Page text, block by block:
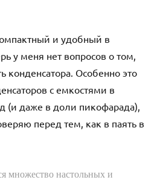
и удобный в
у меня нет вопросов о том,
конденсатора. Особенно это
с емкостями в
(и даже в доли пикофарада),
перед тем, как в паять в
множество настольных и